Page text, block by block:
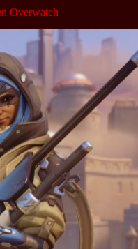
Overwatch